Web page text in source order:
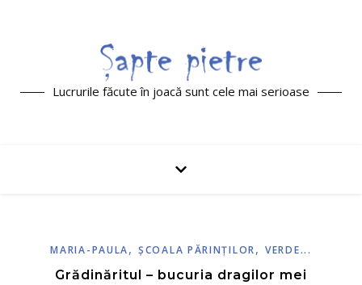
Lucrurile făcute în joacă sunt cele mai serioase
MARIA-PAULA,ŞCOALA PĂRINŢILOR, VERDE...
Grădinăritul – bucuria dragilor mei